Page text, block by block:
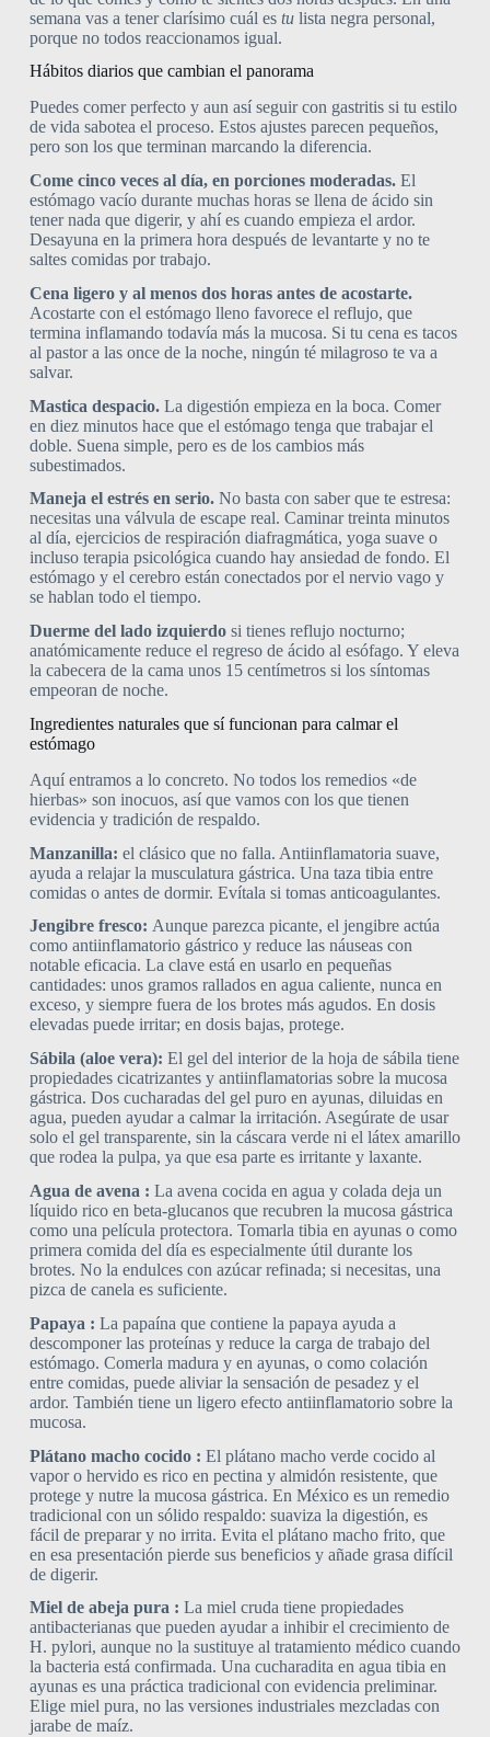
semana vas a tener clarísimo cuál es tulista negra personal,
porque no todos reaccionamos igual.
Hábitos diarios que cambian el panorama
Puedes comer perfecto y aun así seguir con gastritis si tu estilo
de vida sabotea el proceso. Estos ajustes parecen pequeños,
pero son los que terminan marcando la diferencia.
Come cinco veces al día, en porciones moderadas.El
estómago vacío durante muchas horas se llena de ácido sin
tener nada que digerir, y ahí es cuando empieza el ardor.
Desayuna en la primera hora después de levantarte y no te
saltes comidas por trabajo.
Cena ligero y al menos dos horas antes de acostarte.
Acostarte con el estómago lleno favorece el reflujo, que
termina inflamando todavía más la mucosa. Si tu cena es tacos
al pastor a las once de la noche, ningún té milagroso te va a
salvar.
Mastica despacio.La digestión empieza en la boca. Comer
en diez minutos hace que el estómago tenga que trabajar el
doble. Suena simple, pero es de los cambios más
subestimados.
Maneja el estrés en serio.No basta con saber que te estresa:
necesitas una válvula de escape real. Caminar treinta minutos
al día, ejercicios de respiración diafragmática, yoga suave o
incluso terapia psicológica cuando hay ansiedad de fondo. El
estómago y el cerebro están conectados por el nervio vago y
se hablan todo el tiempo.
Duerme del lado izquierdosi tienes reflujo nocturno;
anatómicamente reduce el regreso de ácido al esófago. Y eleva
la cabecera de la cama unos 15 centímetros si los síntomas
empeoran de noche.
Ingredientes naturales que sí funcionan para calmar el
estómago
Aquí entramos a lo concreto. No todos los remedios «de
hierbas» son inocuos, así que vamos con los que tienen
evidencia y tradición de respaldo.
Manzanilla: el clásico que no falla. Antiinflamatoria suave,
ayuda a relajar la musculatura gástrica. Una taza tibia entre
comidas o antes de dormir. Evítala si tomas anticoagulantes.
Jengibre fresco: Aunque parezca picante, el jengibre actúa
como antiinflamatorio gástrico y reduce las náuseas con
notable eficacia. La clave está en usarlo en pequeñas
cantidades: unos gramos rallados en agua caliente, nunca en
exceso, y siempre fuera de los brotes más agudos. En dosis
elevadas puede irritar; en dosis bajas, protege.
Sábila (aloe vera): El gel del interior de la hoja de sábila tiene
propiedades cicatrizantes y antiinflamatorias sobre la mucosa
gástrica. Dos cucharadas del gel puro en ayunas, diluidas en
agua, pueden ayudar a calmar la irritación. Asegúrate de usar
solo el gel transparente, sin la cáscara verde ni el látex amarillo
que rodea la pulpa, ya que esa parte es irritante y laxante.
Agua de avena : La avena cocida en agua y colada deja un
líquido rico en beta-glucanos que recubren la mucosa gástrica
como una película protectora. Tomarla tibia en ayunas o como
primera comida del día es especialmente útil durante los
brotes. No la endulces con azúcar refinada; si necesitas, una
pizca de canela es suficiente.
Papaya : La papaína que contiene la papaya ayuda a
descomponer las proteínas y reduce la carga de trabajo del
estómago. Comerla madura y en ayunas, o como colación
entre comidas, puede aliviar la sensación de pesadez y el
ardor. También tiene un ligero efecto antiinflamatorio sobre la
mucosa.
Plátano macho cocido : El plátano macho verde cocido al
vapor o hervido es rico en pectina y almidón resistente, que
protege y nutre la mucosa gástrica. En México es un remedio
tradicional con un sólido respaldo: suaviza la digestión, es
fácil de preparar y no irrita. Evita el plátano macho frito, que
en esa presentación pierde sus beneficios y añade grasa difícil
de digerir.
Miel de abeja pura : La miel cruda tiene propiedades
antibacterianas que pueden ayudar a inhibir el crecimiento de
H. pylori, aunque no la sustituye al tratamiento médico cuando
la bacteria está confirmada. Una cucharadita en agua tibia en
ayunas es una práctica tradicional con evidencia preliminar.
Elige miel pura, no las versiones industriales mezcladas con
jarabe de maíz.